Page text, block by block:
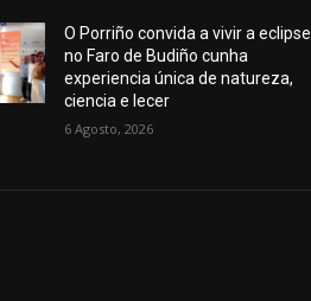
O Porriño convida a vivir a eclipse
no Faro de Budiño cunha
experiencia única de natureza,
ciencia e lecer
6 Agosto, 2026